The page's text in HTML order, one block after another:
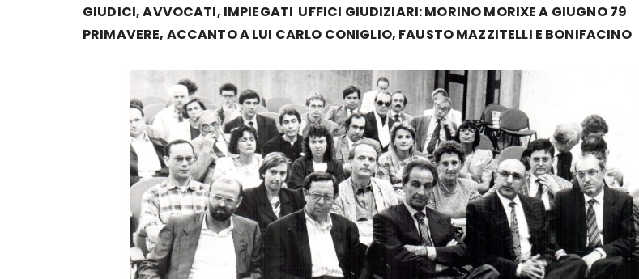
GIUDICI, AVVOCATI, IMPIEGATI UFFICI GIUDIZIARI: MORINO MORIXE A GIUGNO 79
PRIMAVERE, ACCANTO A LUI CARLO CONIGLIO, FAUSTO MAZZITELLI E BONIFACINO